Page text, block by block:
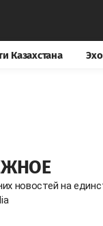
Казахстана
новостей на